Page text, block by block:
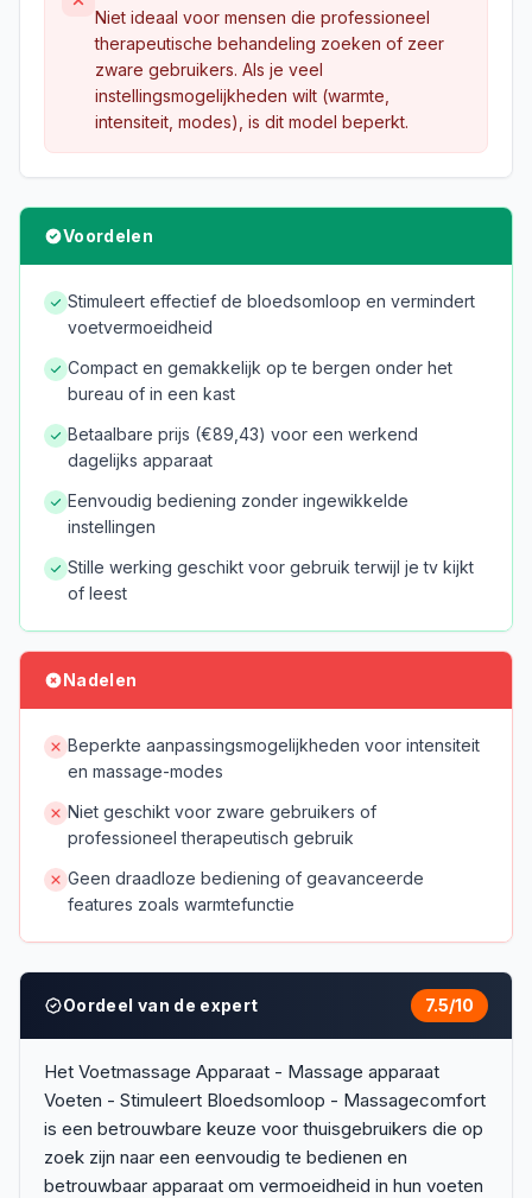
Niet ideaal voor mensen die professioneel
therapeutische behandeling zoeken of zeer
zware gebruikers. Als je veel
instellingsmogelijkheden wilt (warmte,
intensiteit, modes), is dit model beperkt.
Voordelen
Stimuleert effectief de bloedsomloop en vermindert
voetvermoeidheid
Compact en gemakkelijk op te bergen onder het
bureau of in een kast
Betaalbare prijs (€89,43) voor een werkend
dagelijks apparaat
Eenvoudig bediening zonder ingewikkelde
instellingen
Stille werking geschikt voor gebruik terwijl je tv kijkt
of leest
Nadelen
Beperkte aanpassingsmogelijkheden voor intensiteit
en massage-modes
Niet geschikt voor zware gebruikers of
professioneel therapeutisch gebruik
Geen draadloze bediening of geavanceerde
features zoals warmtefunctie
Oordeel van de expert 7.5/10
Het Voetmassage Apparaat - Massage apparaat
Voeten - Stimuleert Bloedsomloop - Massagecomfort
is een betrouwbare keuze voor thuisgebruikers die op
zoek zijn naar een eenvoudig te bedienen en
betrouwbaar apparaat om vermoeidheid in hun voeten